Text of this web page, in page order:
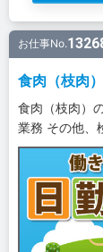
お仕事No.
食肉（枝肉
食肉（枝肉）
業務 その他、